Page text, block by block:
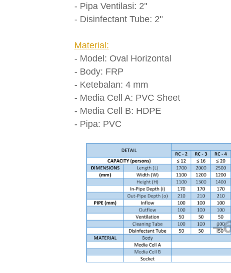
- Pipa Ventilasi: 2"
- Disinfectant Tube: 2"
Material:
- Model: Oval Horizontal
- Body: FRP
- Ketebalan: 4 mm
- Media Cell A: PVC Sheet
- Media Cell B: HDPE
- Pipa: PVC